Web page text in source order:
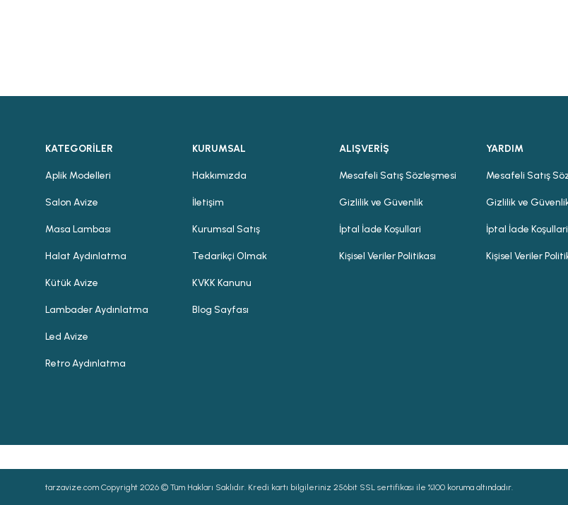
KATEGORİLER
Aplik Modelleri
Salon Avize
Masa Lambası
Halat Aydınlatma
Kütük Avize
Lambader Aydınlatma
Led Avize
Retro Aydınlatma
KURUMSAL
Hakkımızda
İletişim
Kurumsal Satış
Tedarikçi Olmak
KVKK Kanunu
Blog Sayfası
ALIŞVERİŞ
Mesafeli Satış Sözleşmesi
Gizlilik ve Güvenlik
İptal İade Koşullari
Kişisel Veriler Politikası
YARDIM
Mesafeli Satış
Gizlilik ve
İptal İade Koşullari
Kişisel Veriler
tarzavize.com Copyright 2026 © Tüm Hakları Saklıdır. Kredi kartı bilgileriniz 256bit SSL sertifikası ile %100 koruma altındadır.